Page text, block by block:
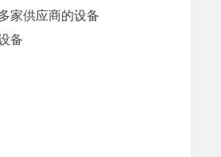
家供应商的设备
备